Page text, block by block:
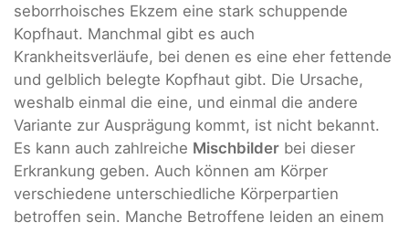
seborrhoisches Ekzem eine stark schuppende
Kopfhaut. Manchmal gibt es auch
Krankheitsverläufe, bei denen es eine eher fettende
und gelblich belegte Kopfhaut gibt. Die Ursache,
weshalb einmal die eine, und einmal die andere
Variante zur Ausprägung kommt, ist nicht bekannt.
Es kann auch zahlreiche Mischbilder bei dieser
Erkrankung geben. Auch können am Körper
verschiedene unterschiedliche Körperpartien
betroffen sein. Manche Betroffene leiden an einem